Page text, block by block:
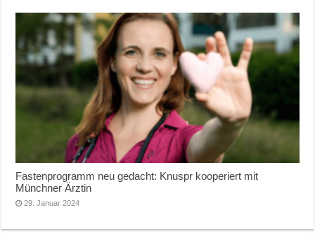
Fastenprogramm neu gedacht: Knuspr kooperiert mit
Münchner Ärztin
29. Januar 2024